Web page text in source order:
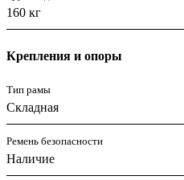
160 кг
Крепления и опоры
Тип рамы
Складная
Ремень безопасности
Наличие